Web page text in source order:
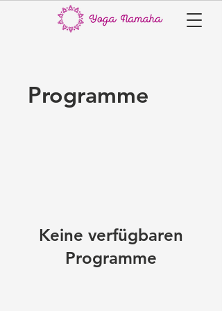
Programme
Keine verfügbaren
Programme